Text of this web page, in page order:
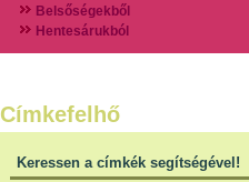
Belsőségekből
Hentesárukból
Vadszárnyasokból
Halak
Hidegvérűek
Klasszikus főzelékek
Címkefelhő
Keressen a címkék segítségével!